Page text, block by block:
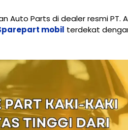
Auto Parts di dealer resmi
mobil terdekat